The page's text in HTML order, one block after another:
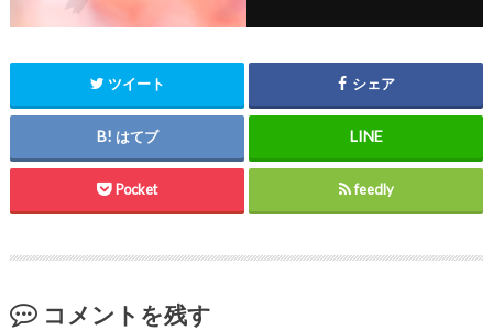
ツイート シェア
はてブ
Pocket feedly
コメントを残す